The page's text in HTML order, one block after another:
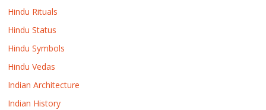
Hindu Rituals
Hindu Status
Hindu Symbols
Hindu Vedas
Indian Architecture
Indian History